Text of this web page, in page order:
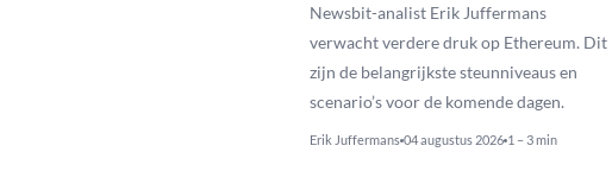
Newsbit-analist Erik Juffermans
verwacht verdere druk op Ethereum. Dit
zijn de belangrijkste steunniveaus en
scenario’s voor de komende dagen.
Erik Juffermans 04 augustus 2026 1 – 3 min